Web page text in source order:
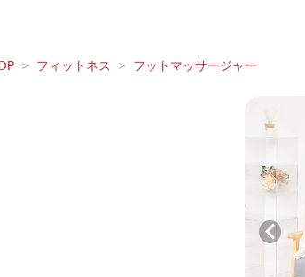
> フィットネス > フットマッサージャー